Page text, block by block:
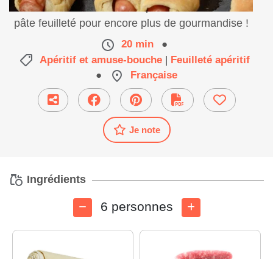
De délicieuses saucisses apéritives enrobées de
pâte feuilleté pour encore plus de gourmandise !
20 min
●
Apéritif et amuse-bouche | Feuilleté apéritif
●
Française
Je note
Ingrédients
6 personnes